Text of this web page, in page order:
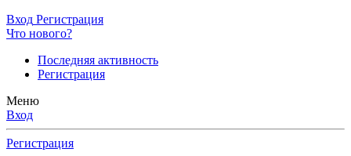
Вход Регистрация
Что нового?
Последняя активность
Регистрация
Меню
Вход
Регистрация